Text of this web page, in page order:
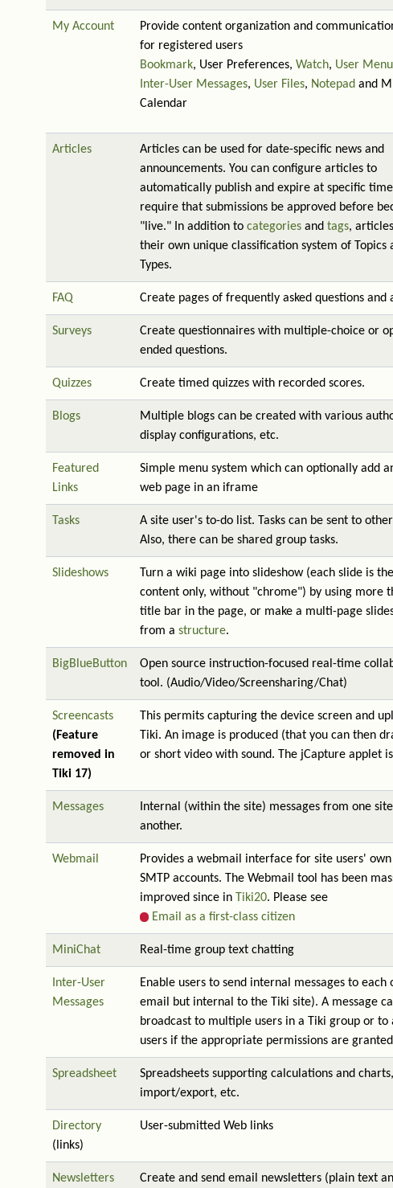
My Account
Provide content organization and
for registered users
Bookmark, User Preferences, Watch, User Menu
Inter-User Messages, User Files, Notepad and
Calendar
Articles
Articles can be used for date-specific news and
announcements. You can configure articles to
automatically publish and expire at specific
require that submissions be approved before
"live." In addition to categories and tags,
their own unique classification system of Topics
Types.
FAQ Create pages of frequently asked questions and
Surveys
Create questionnaires with multiple-choice or
ended questions.
Quizzes Create timed quizzes with recorded scores.
Blogs
Multiple blogs can be created with various
display configurations, etc.
Featured
Links
Simple menu system which can optionally add
web page in an iframe
Tasks
A site user's to-do list. Tasks can be sent to
Also, there can be shared group tasks.
Slideshows
Turn a wiki page into slideshow (each slide is
content only, without "chrome") by using more
title bar in the page, or make a multi-page
from a structure.
BigBlueButton
Open source instruction-focused real-time
tool. (Audio/Video/Screensharing/Chat)
Screencasts
(Feature
removed in
Tiki 17)
This permits capturing the device screen and
Tiki. An image is produced (that you can then
or short video with sound. The jCapture applet
Messages
Internal (within the site) messages from one
another.
Webmail
Provides a webmail interface for site users'
SMTP accounts. The Webmail tool has been
improved since in
Tiki20. Please see
Email as a first-class citizen
MiniChat Real-time group text chatting
Inter-User
Messages
Enable users to send internal messages to each
email but internal to the Tiki site). A message
broadcast to multiple users in a Tiki group or to
users if the appropriate permissions are
Spreadsheet
Spreadsheets supporting calculations and charts,
import/export, etc.
Directory
(links)
User-submitted Web links
Newsletters Create and send email newsletters (plain text